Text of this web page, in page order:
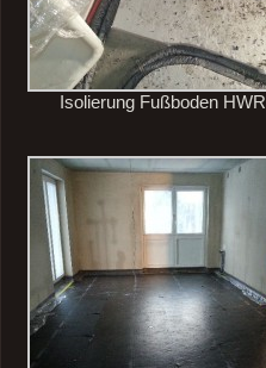
Isolierung Fußboden HWR